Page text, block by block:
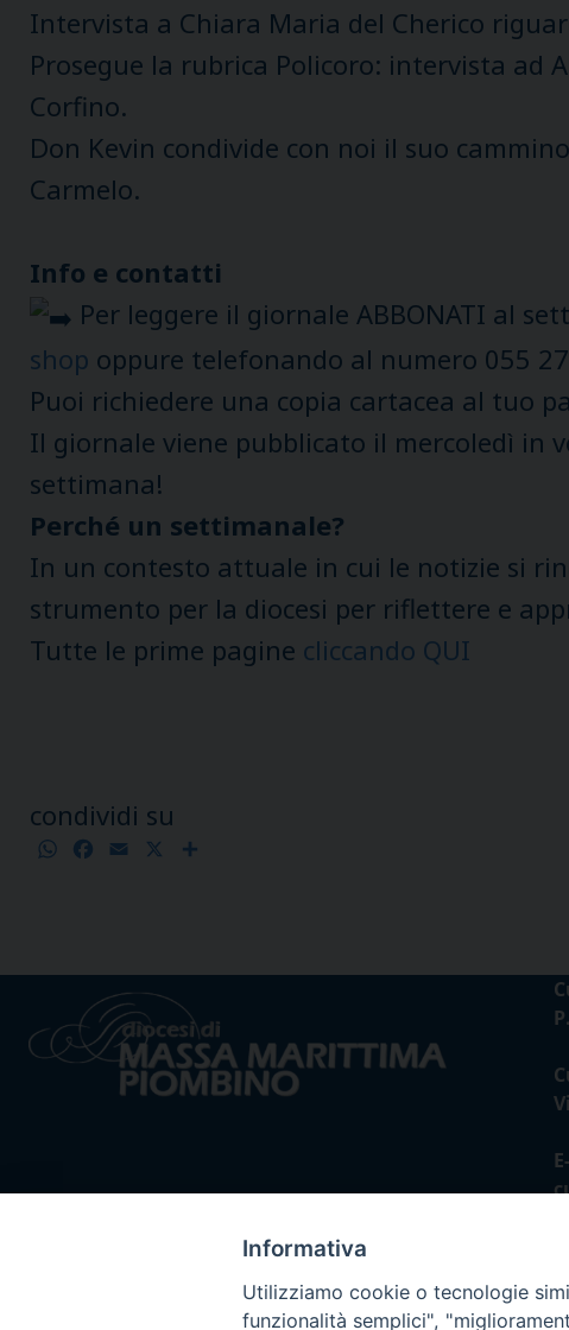
Intervista a Chiara Maria del Cherico
Prosegue la rubrica Policoro: intervista ad
Corfino.
Don Kevin condivide con noi il suo
Carmelo.
Info e contatti
Per leggere il giornale ABBONATI al
shop oppure telefonando al numero 055
Puoi richiedere una copia cartacea al tuo
Il giornale viene pubblicato il mercoledì in
settimana!
Perché un settimanale?
In un contesto attuale in cui le notizie si
strumento per la diocesi per riflettere e
Tutte le prime pagine cliccando QUI
condividi su
WhatsApp
Facebook
Email
Informativa
Utilizziamo cookie o tecnologie
funzionalità semplici",